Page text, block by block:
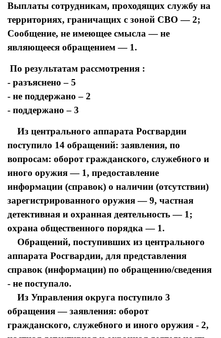
Выплаты сотрудникам, проходящих службу на
территориях, граничащих с зоной СВО — 2;
Сообщение, не имеющее смысла — не
являющееся обращением — 1.
По результатам рассмотрения :
- разъяснено – 5
- не поддержано – 2
- поддержано – 3
Из центрального аппарата Росгвардии
поступило 14 обращений: заявления, по
вопросам: оборот гражданского, служебного и
иного оружия — 1, предоставление
информации (справок) о наличии (отсутствии)
зарегистрированного оружия — 9, частная
детективная и охранная деятельность — 1;
охрана общественного порядка — 1.
Обращений, поступивших из центрального
аппарата Росгвардии, для представления
справок (информации) по обращению/сведения
- не поступало.
Из Управления округа поступило 3
обращения — заявления: оборот
гражданского, служебного и иного оружия - 2,